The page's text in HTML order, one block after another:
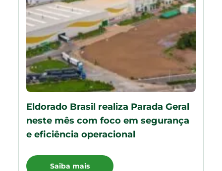
Eldorado Brasil realiza Parada Geral
neste mês com foco em segurança
e eficiência operacional
Saiba mais